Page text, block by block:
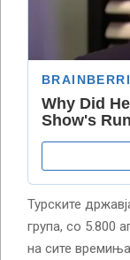
Турските
група, со 5.800
на сите